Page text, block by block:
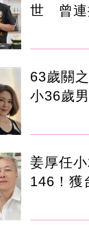
世 曾連
63歲關
小36歲
姜厚任
146！獲